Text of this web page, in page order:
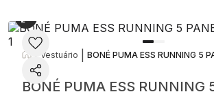
Vestuário BONÉ PUMA ESS RUNNING 5
BONÉ PUMA ESS RUNNING